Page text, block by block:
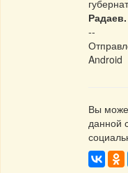
Радаев.
--
Android
Вы
данной